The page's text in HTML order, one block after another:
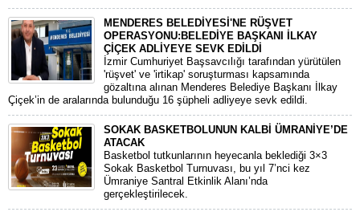
MENDERES BELEDİYESİ'NE RÜŞVET
OPERASYONU:BELEDİYE BAŞKANI İLKAY
ÇİÇEK ADLİYEYE SEVK EDİLDİ
​İzmir Cumhuriyet Başsavcılığı tarafından yürütülen
'rüşvet' ve 'irtikap' soruşturması kapsamında
gözaltına alınan Menderes Belediye Başkanı İlkay
Çiçek’in de aralarında bulunduğu 16 şüpheli adliyeye sevk edildi.
SOKAK BASKETBOLUNUN KALBİ ÜMRANİYE’DE
ATACAK
Basketbol tutkunlarının heyecanla beklediği 3×3
Sokak Basketbol Turnuvası, bu yıl 7’nci kez
Ümraniye Santral Etkinlik Alanı’nda
gerçekleştirilecek.